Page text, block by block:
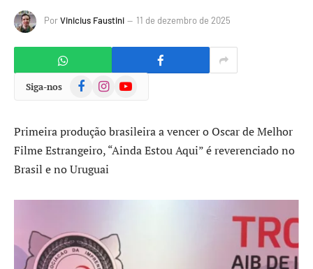
PorVinicius Faustini 11 de dezembro de 2025
Siga-nos FacebookInstagramYouTube
Primeira produção brasileira a vencer o Oscar de Melhor
Filme Estrangeiro, “Ainda Estou Aqui” é reverenciado no
Brasil e no Uruguai